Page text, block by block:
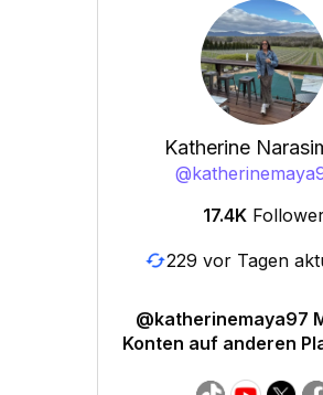
Katherine
@
17.4K
229 vor Tagen
@katherinemaya97
Konten auf anderen